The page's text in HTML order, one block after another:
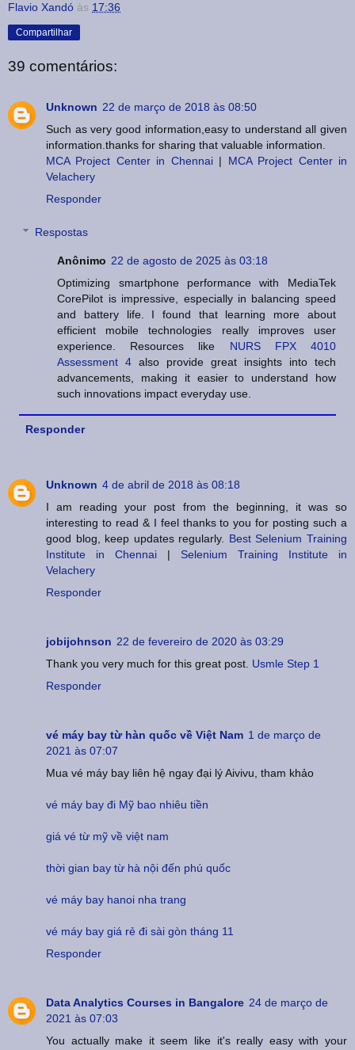
Flavio Xandó às 17:36
Compartilhar
39 comentários:
Unknown 22 de março de 2018 às 08:50
Such as very good information,easy to understand all given
information.thanks for sharing that valuable information.
MCA Project Center in Chennai| MCA Project Center in
Velachery
Responder
Respostas
Anônimo 22 de agosto de 2025 às 03:18
Optimizing smartphone performance with MediaTek
CorePilot is impressive, especially in balancing speed
and battery life. I found that learning more about
efficient mobile technologies really improves user
experience. Resources like NURS FPX 4010
Assessment 4 also provide great insights into tech
advancements, making it easier to understand how
such innovations impact everyday use.
Responder
Unknown 4 de abril de 2018 às 08:18
I am reading your post from the beginning, it was so
interesting to read & I feel thanks to you for posting such a
good blog, keep updates regularly. Best Selenium Training
Institute in Chennai | Selenium Training Institute in
Velachery
Responder
jobijohnson 22 de fevereiro de 2020 às 03:29
Thank you very much for this great post. Usmle Step 1
Responder
vé máy bay từ hàn quốc về Việt Nam 1 de março de
2021 às 07:07
Mua vé máy bay liên hệ ngay đại lý Aivivu, tham khảo
vé máy bay đi Mỹ bao nhiêu tiền
giá vé từ mỹ về việt nam
thời gian bay từ hà nội đến phú quốc
vé máy bay hanoi nha trang
vé máy bay giá rẻ đi sài gòn tháng 11
Responder
Data Analytics Courses in Bangalore 24 de março de
2021 às 07:03
You actually make it seem like it's really easy with your